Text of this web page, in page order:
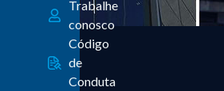
Trabalhe
conosco
Código
de
Conduta